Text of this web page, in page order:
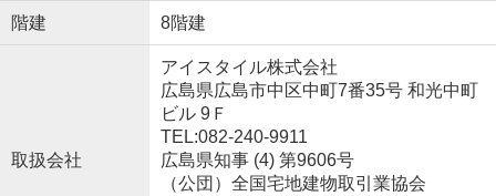
階建 8階建
取扱会社
アイスタイル株式会社
広島県広島市中区中町7番35号 和光中町
ビル 9Ｆ
TEL:082-240-9911
広島県知事 (4) 第9606号
（公団）全国宅地建物取引業協会